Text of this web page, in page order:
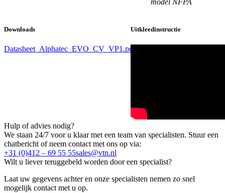
Downloads
Datasheet_Alphatec_EVO_CV_VP1.pdf
Uitkleedinstructie
Hulp of advies nodig?
We staan 24/7 voor u klaar met een team van specialisten. Stuur een
chatbericht of neem contact met ons op via:
+31 (0)412 – 69 55 55sales@vtn.nl
Wilt u liever teruggebeld worden door een specialist?
Laat uw gegevens achter en onze specialisten nemen zo snel
mogelijk contact met u op.